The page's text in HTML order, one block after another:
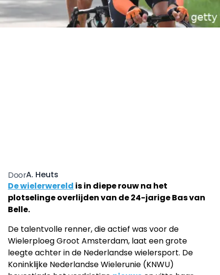
DoorA. Heuts
De wielerwereld is in diepe rouw na het
plotselinge overlijden van de 24-jarige Bas van
Belle.
De talentvolle renner, die actief was voor de
Wielerploeg Groot Amsterdam, laat een grote
leegte achter in de Nederlandse wielersport. De
Koninklijke Nederlandse Wielerunie (KNWU)